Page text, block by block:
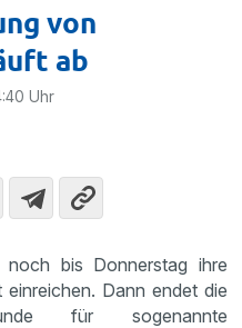
von
ab
Uhr
noch bis Donnerstag ihre
Dann endet die
für sogenannte